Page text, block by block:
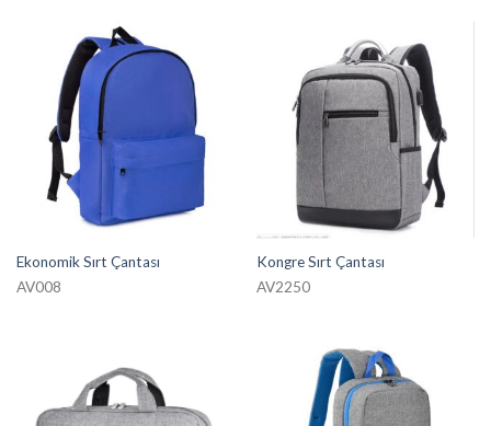
Ekonomik Sırt Çantası
AV008
Kongre Sırt Çantası
AV2250